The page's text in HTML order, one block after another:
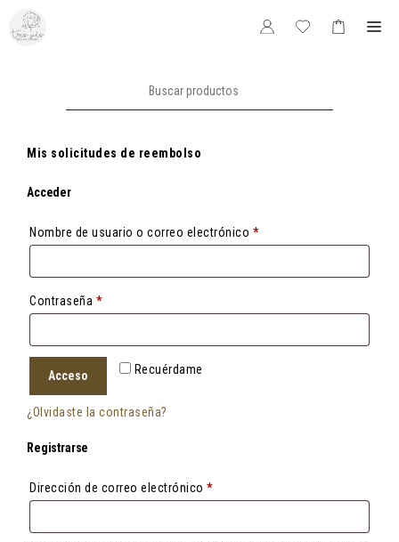
Saltar
contenido
Mis solicitudes de reembolso
Acceder
Nombre de usuario o correo electrónico *Obligatorio
Contraseña *Obligatorio
Recuérdame
Acceso
¿Olvidaste la contraseña?
Registrarse
Dirección de correo electrónico *Obligatorio